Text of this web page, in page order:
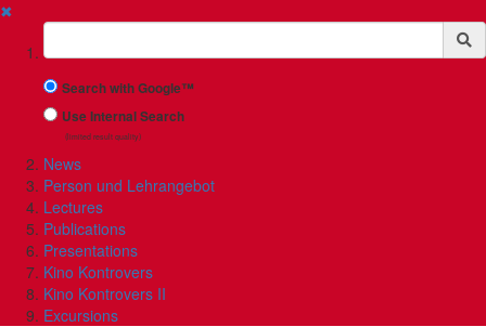
✖
Suchbegriff
Search with Google™
Use Internal Search
(limited result quality)
News
Person und Lehrangebot
Lectures
Publications
Presentations
Kino Kontrovers
Kino Kontrovers II
Excursions